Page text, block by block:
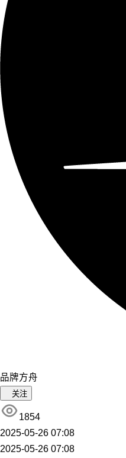
品牌方舟
关注
1854
2025-05-26 07:08
2025-05-26 07:08